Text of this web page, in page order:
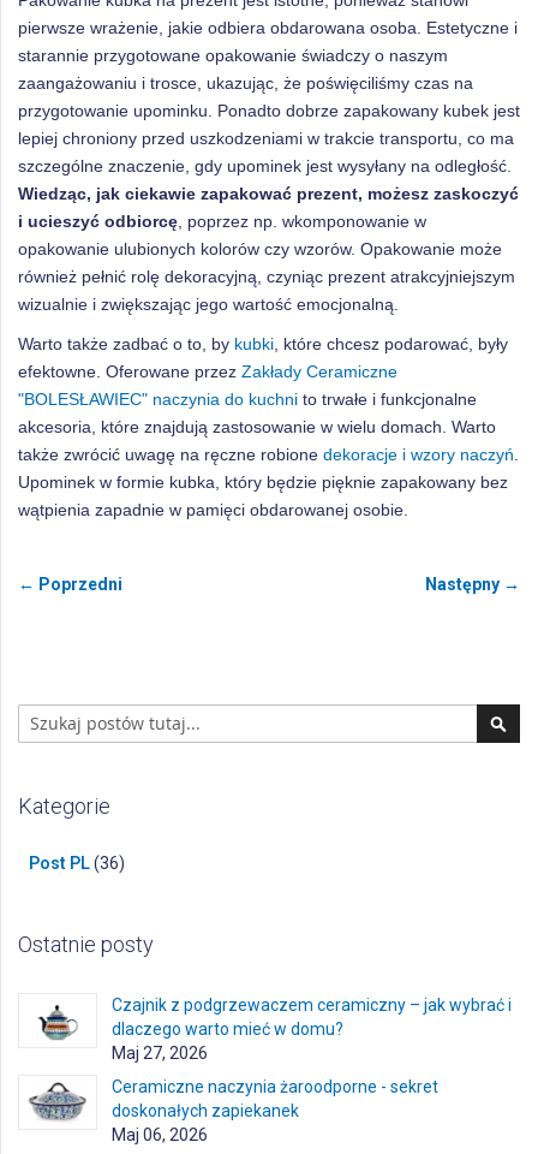
pierwsze wrażenie, jakie odbiera obdarowana osoba. Estetyczne i
starannie przygotowane opakowanie świadczy o naszym
zaangażowaniu i trosce, ukazując, że poświęciliśmy czas na
przygotowanie upominku. Ponadto dobrze zapakowany kubek jest
lepiej chroniony przed uszkodzeniami w trakcie transportu, co ma
szczególne znaczenie, gdy upominek jest wysyłany na odległość.
Wiedząc, jak ciekawie zapakować prezent, możesz zaskoczyć
i ucieszyć odbiorcę , poprzez np. wkomponowanie w
opakowanie ulubionych kolorów czy wzorów. Opakowanie może
również pełnić rolę dekoracyjną, czyniąc prezent atrakcyjniejszym
wizualnie i zwiększając jego wartość emocjonalną.
Warto także zadbać o to, by kubki , które chcesz podarować, były
efektowne. Oferowane przez Zakłady Ceramiczne
"BOLESŁAWIEC" naczynia do kuchni to trwałe i funkcjonalne
akcesoria, które znajdują zastosowanie w wielu domach. Warto
także zwrócić uwagę na ręczne robione dekoracje i wzory naczyń
Upominek w formie kubka, który będzie pięknie zapakowany bez
wątpienia zapadnie w pamięci obdarowanej osobie.
← Poprzedni Następny →
Search
Kategorie
Post PL(36)
Ostatnie posty
Czajnik z podgrzewaczem ceramiczny – jak wybrać i
dlaczego warto mieć w domu?
Maj 27, 2026
Ceramiczne naczynia żaroodporne - sekret
doskonałych zapiekanek
Maj 06, 2026